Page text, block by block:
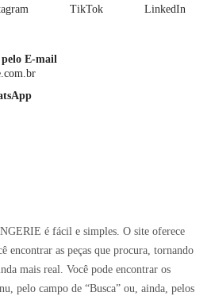
TikTok LinkedIn
pelo E-mail
é fácil e simples. O site oferece
encontrar as peças que procura, tornando
mais real. Você pode encontrar os
pelo campo de “Busca” ou, ainda, pelos